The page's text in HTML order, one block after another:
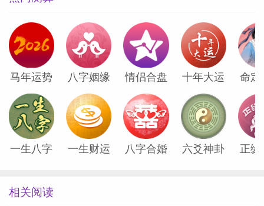
并且是射手座的女生是很抵触，和别人去谈
一些情绪上的问题的，每次别人劝说她们应
该通过一些方式去发泄自己的消极情绪的时
候，她们就会让自己去找别的借口去关闭这
一种谈话的主题，所以会给人一种在逃避的
感觉，感觉她们不喜欢将自己的情绪发泄出
来，在内心肯定很悲观。
较私密的事情，自己是不喜欢和别人光明正
马年运势 八字姻缘 情侣合盘 十年大运 命定
一生八字 一生财运 八字合婚 六爻神卦 正缘
相关阅读